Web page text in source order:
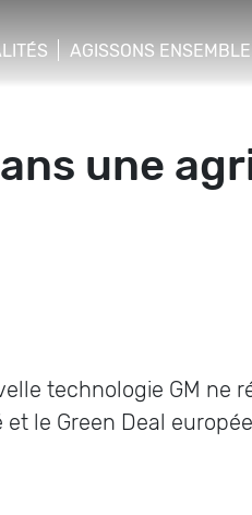
AGISSONS ENSEMBLE
une
technologie GM ne
le Green Deal